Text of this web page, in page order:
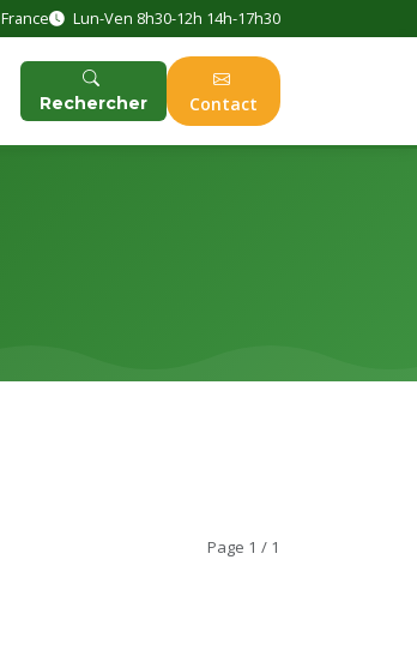
France Lun-Ven 8h30-12h 14h-17h30
Rechercher Contact
Page 1 / 1